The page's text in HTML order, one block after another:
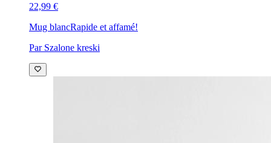
22,99 €
Mug blancRapide et affamé!
Par Szalone kreski